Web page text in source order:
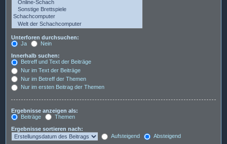
Unterforen durchsuchen:
Ja
Nein
Innerhalb suchen:
Betreff und Text der Beiträge
Nur im Text der Beiträge
Nur im Betreff der Themen
Nur im ersten Beitrag der Themen
Ergebnisse anzeigen als:
Beiträge
Themen
Ergebnisse sortieren nach:
Aufsteigend
Absteigend